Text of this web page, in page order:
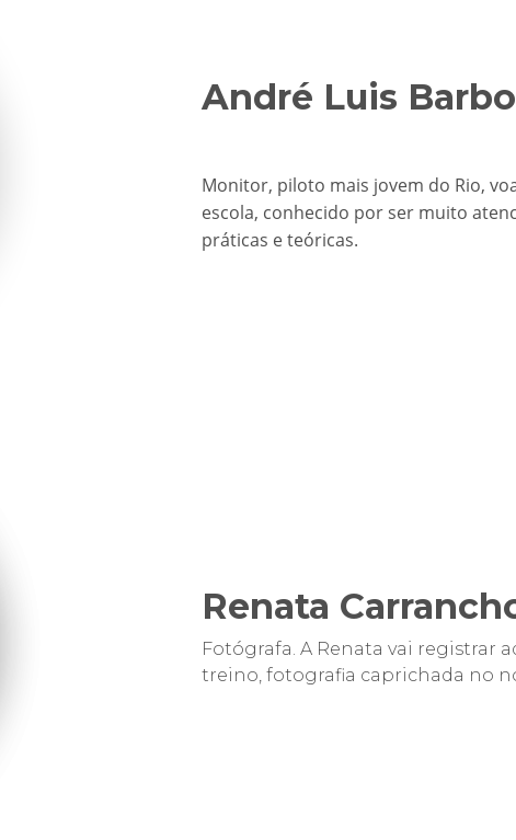
André Luis
Monitor, piloto mais jovem do Rio,
escola, conhecido por ser muito
práticas e teóricas.
Renata
Fotógrafa. A Renata vai registrar
treino, fotografia caprichada no